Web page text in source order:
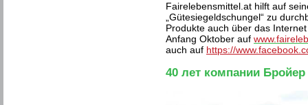
Fairelebensmittel.at hilft auf
„Gütesiegeldschungel“ zu
Produkte auch über das
Anfang Oktober auf
auch auf https://
40 лет компании